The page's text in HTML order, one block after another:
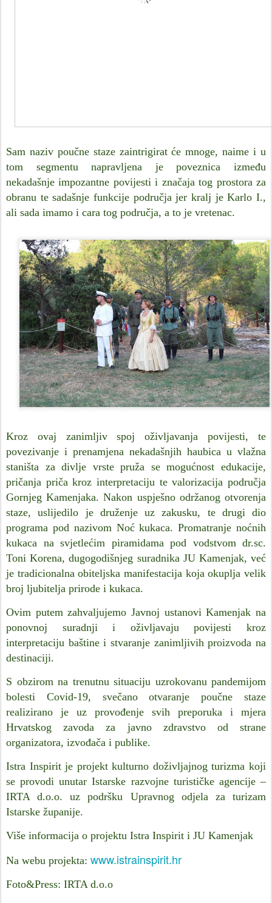
Sam naziv poučne staze zaintrigirat će mnoge, naime i u
tom segmentu napravljena je poveznica između
nekadašnje impozantne povijesti i značaja tog prostora za
obranu te sadašnje funkcije područja jer kralj je Karlo I.,
ali sada imamo i cara tog područja, a to je vretenac.
Kroz ovaj zanimljiv spoj oživljavanja povijesti, te
povezivanje i prenamjena nekadašnjih haubica u vlažna
staništa za divlje vrste pruža se mogućnost edukacije,
pričanja priča kroz interpretaciju te valorizacija područja
Gornjeg Kamenjaka. Nakon uspješno održanog otvorenja
staze, uslijedilo je druženje uz zakusku, te drugi dio
programa pod nazivom Noć kukaca. Promatranje noćnih
kukaca na svjetlećim piramidama pod vodstvom dr.sc.
Toni Korena, dugogodišnjeg suradnika JU Kamenjak, već
je tradicionalna obiteljska manifestacija koja okuplja velik
broj ljubitelja prirode i kukaca.
Ovim putem zahvaljujemo Javnoj ustanovi Kamenjak na
ponovnoj suradnji i oživljavaju povijesti kroz
interpretaciju baštine i stvaranje zanimljivih proizvoda na
destinaciji.
S obzirom na trenutnu situaciju uzrokovanu pandemijom
bolesti Covid-19, svečano otvaranje poučne staze
realizirano je uz provođenje svih preporuka i mjera
Hrvatskog zavoda za javno zdravstvo od strane
organizatora, izvođača i publike.
Istra Inspirit je projekt kulturno doživljajnog turizma koji
se provodi unutar Istarske razvojne turističke agencije –
IRTA d.o.o. uz podršku Upravnog odjela za turizam
Istarske županije.
Više informacija o projektu Istra Inspirit i JU Kamenjak
Na webu projekta: www.istrainspirit.hr
Foto&Press: IRTA d.o.o